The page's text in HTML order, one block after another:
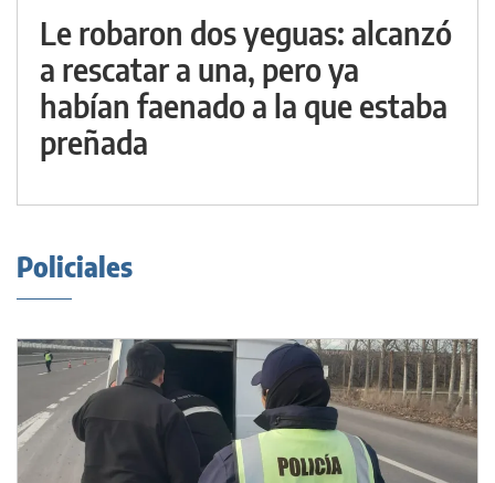
Le robaron dos yeguas: alcanzó
a rescatar a una, pero ya
habían faenado a la que estaba
preñada
Policiales